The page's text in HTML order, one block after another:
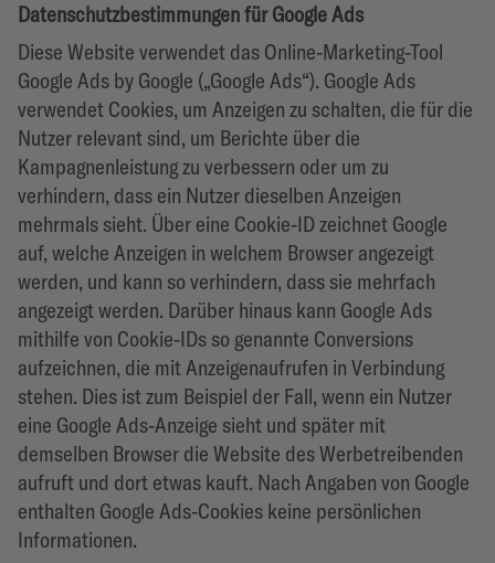
Datenschutzbestimmungen für Google Ads
Diese Website verwendet das Online-Marketing-Tool
Google Ads by Google („Google Ads“). Google Ads
verwendet Cookies, um Anzeigen zu schalten, die für die
Nutzer relevant sind, um Berichte über die
Kampagnenleistung zu verbessern oder um zu
verhindern, dass ein Nutzer dieselben Anzeigen
mehrmals sieht. Über eine Cookie-ID zeichnet Google
auf, welche Anzeigen in welchem Browser angezeigt
werden, und kann so verhindern, dass sie mehrfach
angezeigt werden. Darüber hinaus kann Google Ads
mithilfe von Cookie-IDs so genannte Conversions
aufzeichnen, die mit Anzeigenaufrufen in Verbindung
stehen. Dies ist zum Beispiel der Fall, wenn ein Nutzer
eine Google Ads-Anzeige sieht und später mit
demselben Browser die Website des Werbetreibenden
aufruft und dort etwas kauft. Nach Angaben von Google
enthalten Google Ads-Cookies keine persönlichen
Informationen.